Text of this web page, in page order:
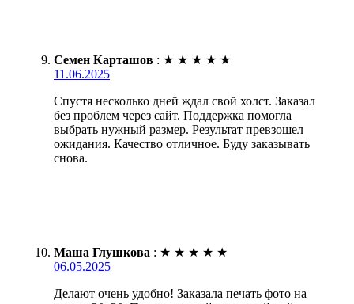
Семен Карташов : ★ ★ ★ ★ ★
11.06.2025
Спустя несколько дней ждал свой холст. Заказал
без проблем через сайт. Поддержка помогла
выбрать нужный размер. Результат превзошел
ожидания. Качество отличное. Буду заказывать
снова.
Маша Глушкова : ★ ★ ★ ★ ★
06.05.2025
Делают очень удобно! Заказала печать фото на